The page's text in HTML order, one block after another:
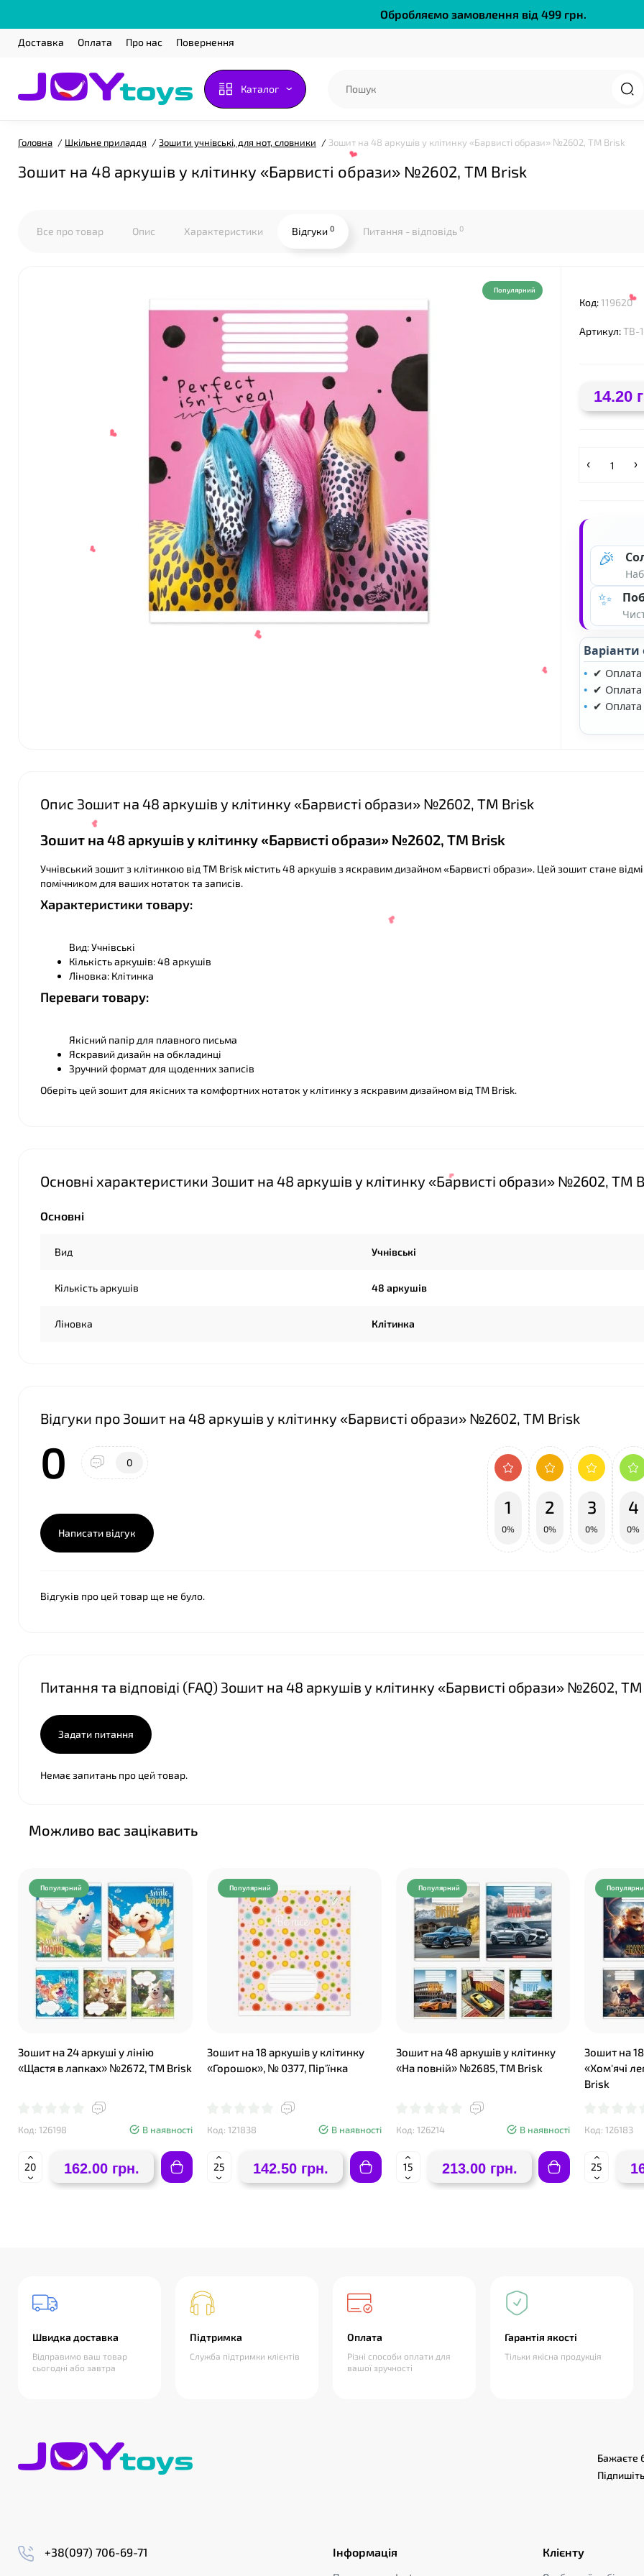
Обробляємо замовлення від 499 грн.
Доставка Оплата Про нас Повернення
Каталог
Головна Шкільне приладдя Зошити учнівські, для нот, словники Зошит на 48 аркушів у клітинку «Барвисті образи» №2602, ТМ Brisk
Зошит на 48 аркушів у клітинку «Барвисті образи» №2602, ТМ Brisk
Все про товар Опис Характеристики Відгуки 0 Питання - відповідь 0
Популярний
Код:119620
Артикул:ТВ-
14.20
🎉
✨
✔ Оплата
✔ Оплата
✔ Оплата
Опис Зошит на 48 аркушів у клітинку «Барвисті образи» №2602, ТМ Brisk
Зошит на 48 аркушів у клітинку «Барвисті образи» №2602, ТМ Brisk
Учнівський зошит з клітинкою від ТМ Brisk містить 48 аркушів з яскравим дизайном «Барвисті образи». Цей зошит стане
помічником для ваших нотаток та записів.
Характеристики товару:
Вид: Учнівські
Кількість аркушів: 48 аркушів
Ліновка: Клітинка
Переваги товару:
Якісний папір для плавного письма
Яскравий дизайн на обкладинці
Зручний формат для щоденних записів
Оберіть цей зошит для якісних та комфортних нотаток у клітинку з яскравим дизайном від ТМ Brisk.
Основні характеристики Зошит на 48 аркушів у клітинку «Барвисті образи» №2602, ТМ
Основні
Вид Учнівські
Кількість аркушів 48 аркушів
Ліновка Клітинка
Відгуки про Зошит на 48 аркушів у клітинку «Барвисті образи» №2602, ТМ Brisk
0 0
Написати відгук
1
0%
2
0%
3
0%
4
0%
Відгуків про цей товар ще не було.
Питання та відповіді (FAQ) Зошит на 48 аркушів у клітинку «Барвисті образи» №2602,
Задати питання
Немає запитань про цей товар.
Можливо вас зацікавить
Популярний
Зошит на 24 аркуші у лінію
«Щастя в лапках» №2672, ТМ Brisk
Код: 126198 В наявності
162.00 грн.
Популярний
Зошит на 18 аркушів у клітинку
«Горошок», № 0377, Пір'їнка
Код: 121838 В наявності
142.50 грн.
Популярний
Зошит на 48 аркушів у клітинку
«На повній» №2685, ТМ Brisk
Код: 126214 В наявності
213.00 грн.
Зошит на
«Хом'ячі
Brisk
Код: 126183
Швидка доставка
Відправимо ваш товар
сьогодні або завтра
Підтримка
Служба підтримки клієнтів
Оплата
Різні способи оплати для
вашої зручності
Гарантія якості
Тільки якісна продукція
Бажаєте
+38(097) 706-69-71 Інформація Клієнту
❤
❤
❤
❤